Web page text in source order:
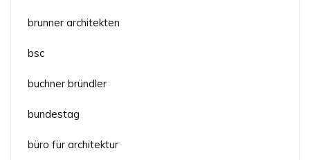
brunner architekten
bsc
buchner bründler
bundestag
büro für architektur